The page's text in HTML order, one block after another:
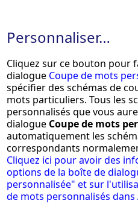
Personnaliser…
Cliquez sur ce bouton pour
dialogue Coupe de mots
spécifier des schémas de
mots particuliers. Tous les
personnalisés que vous
dialogue Coupe de mots
automatiquement les
correspondants
Cliquez ici pour avoir des
options de la boîte de
personnalisée" et sur
de mots personnalisés dans